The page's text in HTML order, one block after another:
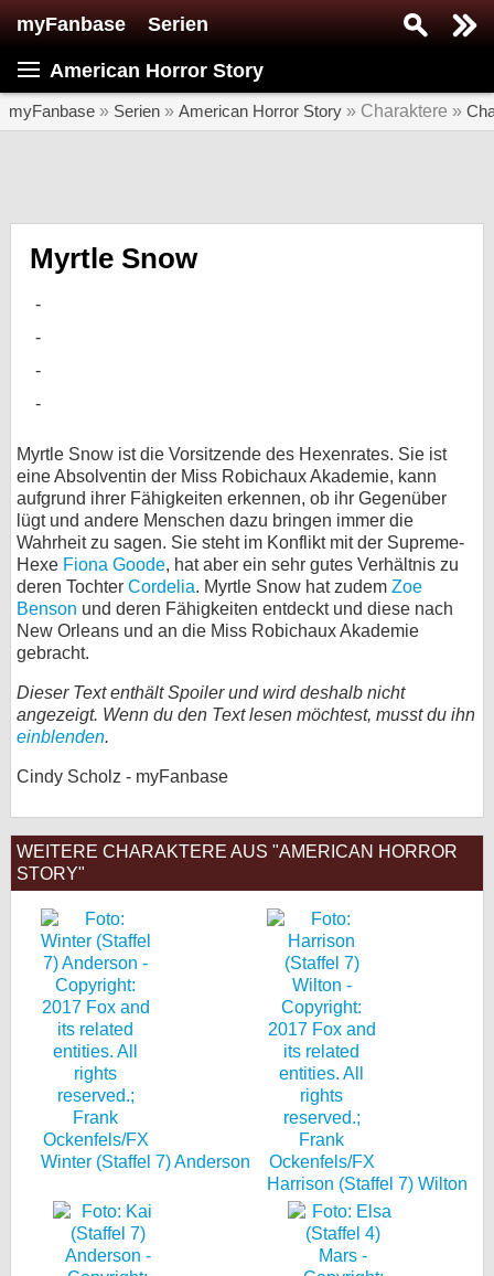
myFanbase Serien
American Horror Story
myFanbase » Serien » American Horror Story » Charaktere »
Myrtle Snow
Myrtle Snow ist die Vorsitzende des Hexenrates. Sie ist
eine Absolventin der Miss Robichaux Akademie, kann
aufgrund ihrer Fähigkeiten erkennen, ob ihr Gegenüber
lügt und andere Menschen dazu bringen immer die
Wahrheit zu sagen. Sie steht im Konflikt mit der Supreme-
Hexe Fiona Goode, hat aber ein sehr gutes Verhältnis zu
deren Tochter Cordelia. Myrtle Snow hat zudem Zoe
Benson und deren Fähigkeiten entdeckt und diese nach
New Orleans und an die Miss Robichaux Akademie
gebracht.
Dieser Text enthält Spoiler und wird deshalb nicht
angezeigt. Wenn du den Text lesen möchtest, musst du ihn
einblenden.
Cindy Scholz - myFanbase
WEITERE CHARAKTERE AUS "AMERICAN HORROR
STORY"
Winter (Staffel 7) Anderson
Harrison (Staffel 7) Wilton
Home
SERIEN
Forum
bei X
bei Facebook
Nutzungsbedingungen
Cookie-Einstellungen
Impressum